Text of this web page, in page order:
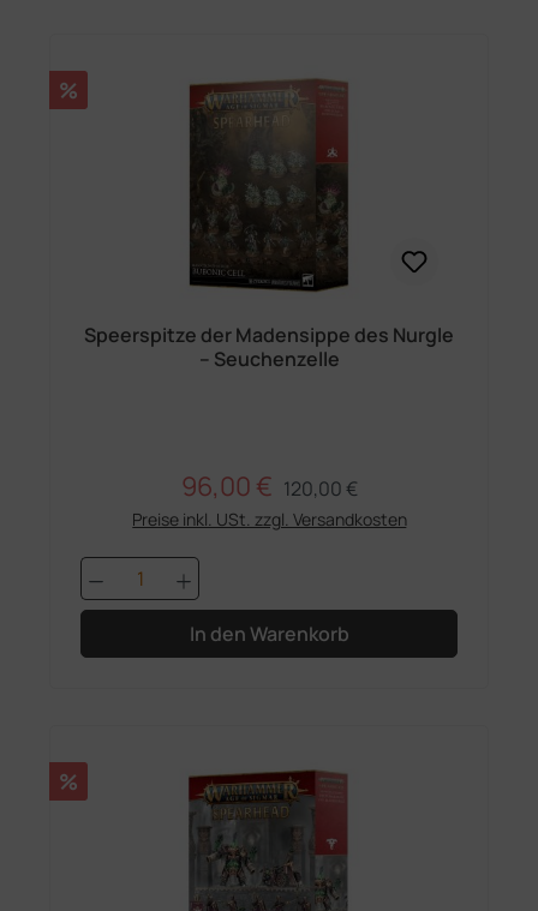
Rabatt
%
Speerspitze der Madensippe des Nurgle
– Seuchenzelle
Verkaufspreis:
96,00 € Regulärer Preis:
120,00 €
Preise inkl. USt. zzgl. Versandkosten
Produkt Anzahl: Gib den
In den Warenkorb
Rabatt
%